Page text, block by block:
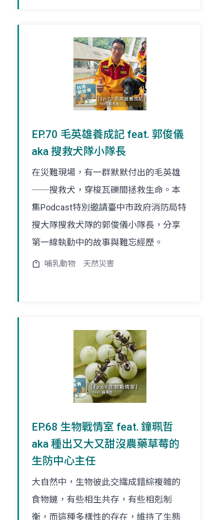
EP.70 毛英雄養成記 feat. 郭俊儀
aka 搜救犬隊小隊長
在災難現場，有一群默默付出的毛英雄
──搜救犬，穿梭瓦礫間拯救生命。本
集Podcast特別邀請臺中市政府消防局特
搜大隊搜救犬隊的郭俊儀小隊長，分享
第一線執勤中的故事與難忘經歷。
哺乳動物 天然災害
EP.68 生物戰情室 feat. 鐘珮哲
aka 種出又大又甜沒農藥草莓的
生防中心主任
大自然中，生物彼此交織成錯綜複雜的
食物鏈，有些相生共存，有些相剋制
衡，而這種多樣性的存在，維持了生態